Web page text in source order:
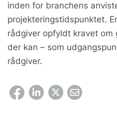
inden for branchens
projekteringstidspunktet.
rådgiver opfyldt kravet om
der kan – som
rådgiver.